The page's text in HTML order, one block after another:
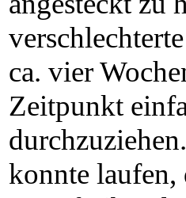
ca. vier
Zeitpunkt
konnte